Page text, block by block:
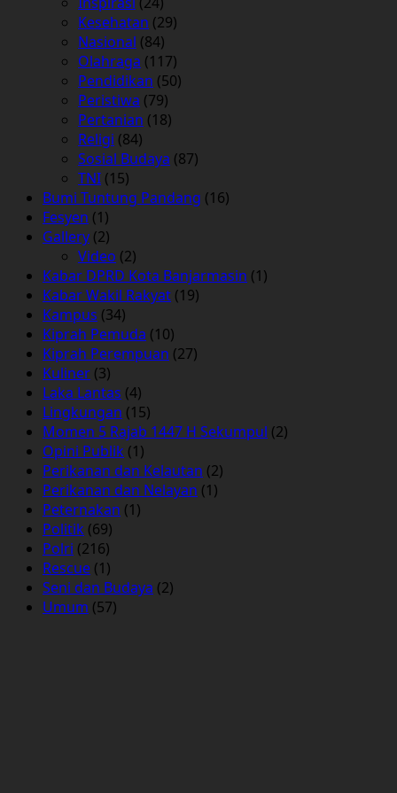
Kesehatan (29)
Nasional (84)
Olahraga (117)
Pendidikan (50)
Peristiwa (79)
Pertanian (18)
Religi (84)
Sosial Budaya (87)
TNI (15)
Bumi Tuntung Pandang (16)
Fesyen (1)
Gallery (2)
Video (2)
Kabar DPRD Kota Banjarmasin (1)
Kabar Wakil Rakyat (19)
Kampus (34)
Kiprah Pemuda (10)
Kiprah Perempuan (27)
Kuliner (3)
Laka Lantas (4)
Lingkungan (15)
Momen 5 Rajab 1447 H Sekumpul (2)
Opini Publik (1)
Perikanan dan Kelautan (2)
Perikanan dan Nelayan (1)
Peternakan (1)
Politik (69)
Polri (216)
Rescue (1)
Seni dan Budaya (2)
Umum (57)